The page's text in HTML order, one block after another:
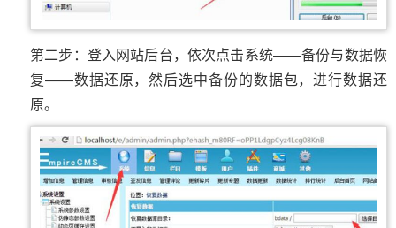
第二步：登入网站后台，依次点击系统——备份与数据恢
复——数据还原，然后选中备份的数据包，进行数据还
原。